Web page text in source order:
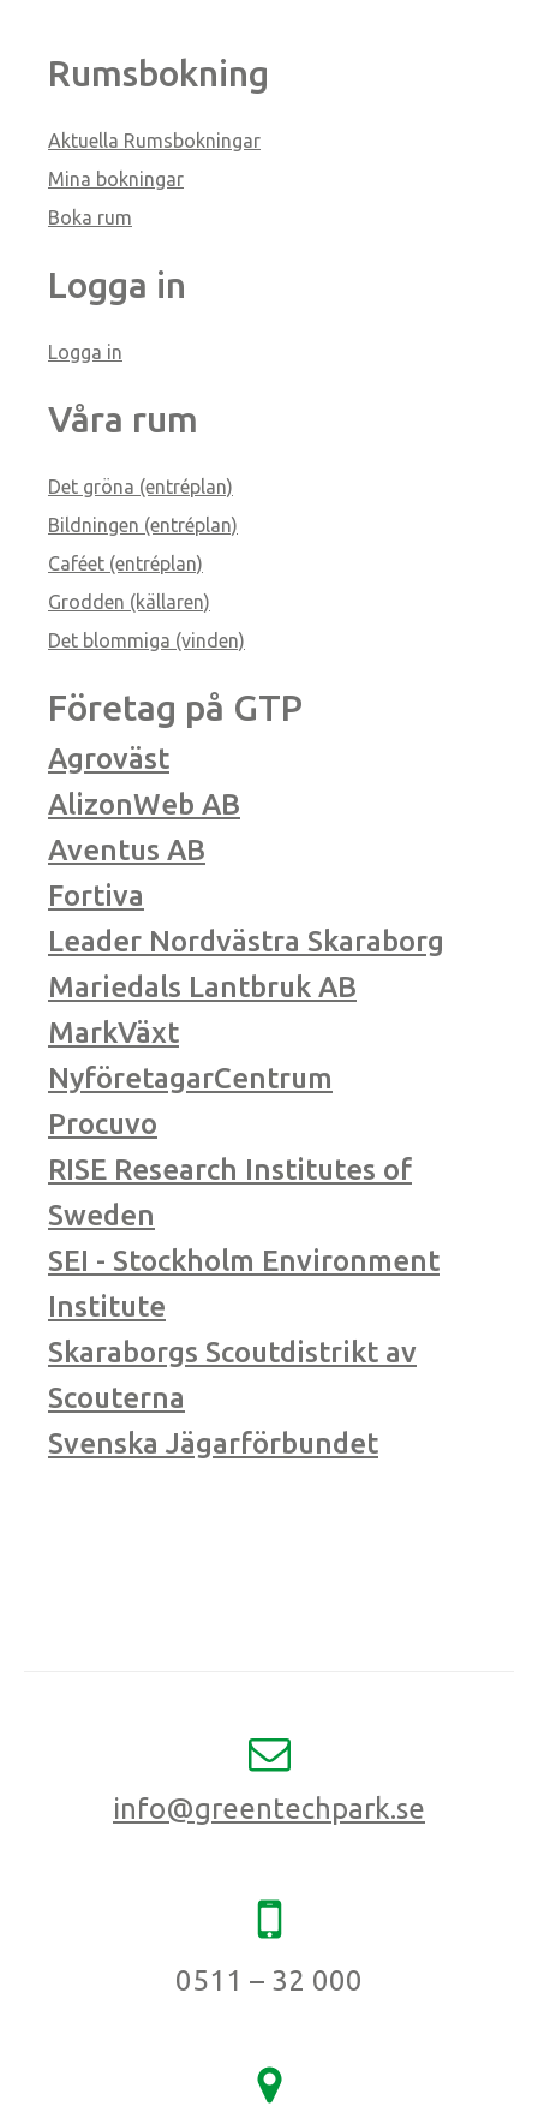
Rumsbokning
Aktuella Rumsbokningar
Mina bokningar
Boka rum
Logga in
Logga in
Våra rum
Det gröna (entréplan)
Bildningen (entréplan)
Caféet (entréplan)
Grodden (källaren)
Det blommiga (vinden)
Företag på GTP
Agroväst
AlizonWeb AB
Aventus AB
Fortiva
Leader Nordvästra Skaraborg
Mariedals Lantbruk AB
MarkVäxt
NyföretagarCentrum
Procuvo
RISE Research Institutes of
Sweden
SEI - Stockholm Environment
Institute
Skaraborgs Scoutdistrikt av
Scouterna
Svenska Jägarförbundet
info@greentechpark.se
0511 – 32 000